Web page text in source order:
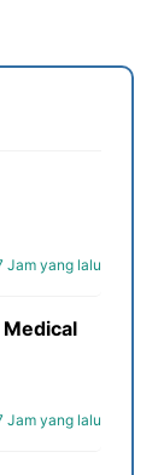
Jam yang lalu
Medical
Jam yang lalu